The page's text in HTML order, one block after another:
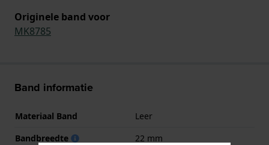
Originele band voor
MK8785
Band informatie
Materiaal Band
Leer
Bandbreedte
22 mm